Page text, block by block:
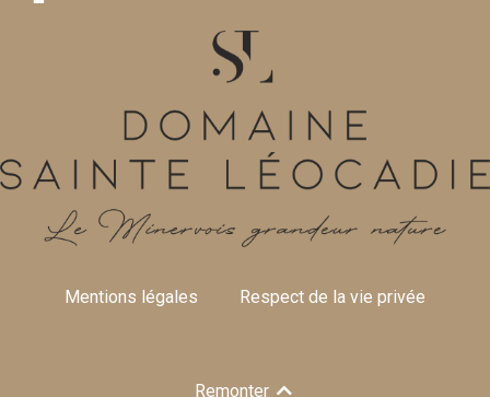
Mentions légales Respect de la vie privée
Remonter